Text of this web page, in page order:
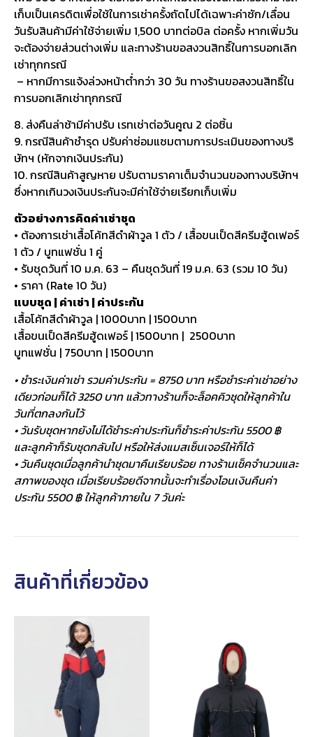
เก็บเป็นเครดิตเพื่อใช้ในการเช่าครั้งถัดไปได้เฉพาะค่าซัก/เลื่อน
วันรับสินค้ามีค่าใช้จ่ายเพิ่ม 1,500 บาทต่อบิล ต่อครั้ง หากเพิ่มวัน
จะต้องจ่ายส่วนต่างเพิ่ม และทางร้านขอสงวนสิทธิ์ในการบอกเลิก
เช่าทุกกรณี
– หากมีการแจ้งล่วงหน้าต่ำกว่า 30 วัน ทางร้านขอสงวนสิทธิ์ใน
การบอกเลิกเช่าทุกกรณี
8. ส่งคืนล่าช้ามีค่าปรับ เรทเช่าต่อวันคูณ 2 ต่อชิ้น
9. กรณีสินค้าชำรุด ปรับค่าซ่อมแซมตามการประเมินของทางบริ
ษัทฯ (หักจากเงินประกัน)
10. กรณีสินค้าสูญหาย ปรับตามราคาเต็มจำนวนของทางบริษัทฯ
ซึ่งหากเกินวงเงินประกันจะมีค่าใช้จ่ายเรียกเก็บเพิ่ม
ตัวอย่างการคิดค่าเช่าชุด
• ต้องการเช่าเสื้อโค้ทสีดำผ้าวูล 1 ตัว / เสื้อขนเป็ดสีครีมฮู้ดเฟอร์
1 ตัว / บูทแฟชั่น 1 คู่
• รับชุดวันที่ 10 ม.ค. 63 – คืนชุดวันที่ 19 ม.ค. 63 (รวม 10 วัน)
• ราคา (Rate 10 วัน)
แบบชุด | ค่าเช่า | ค่าประกัน
เสื้อโค้ทสีดำผ้าวูล | 1000บาท | 1500บาท
เสื้อขนเป็ดสีครีมฮู้ดเฟอร์ | 1500บาท | 2500บาท
บูทแฟชั่น | 750บาท | 1500บาท
• ชำระเงินค่าเช่า รวมค่าประกัน = 8750 บาท หรือชำระค่าเช่าอย่าง
เดียวก่อนก็ได้ 3250 บาท แล้วทางร้านก็จะล็อคคิวชุดให้ลูกค้าใน
วันที่ตกลงกันไว้
• วันรับชุดหากยังไม่ได้ชำระค่าประกันก็ชำระค่าประกัน 5500 ฿
และลูกค้าก็รับชุดกลับไป หรือให้ส่งแมสเซ็นเจอร์ให้ก็ได้
• วันคืนชุดเมื่อลูกค้านำชุดมาคืนเรียบร้อย ทางร้านเช็คจำนวนและ
สภาพของชุด เมื่อเรียบร้อยดีจากนั้นจะทำเรื่องโอนเงินคืนค่า
ประกัน 5500 ฿ ให้ลูกค้าภายใน 7 วันค่ะ
สินค้าที่เกี่ยวข้อง